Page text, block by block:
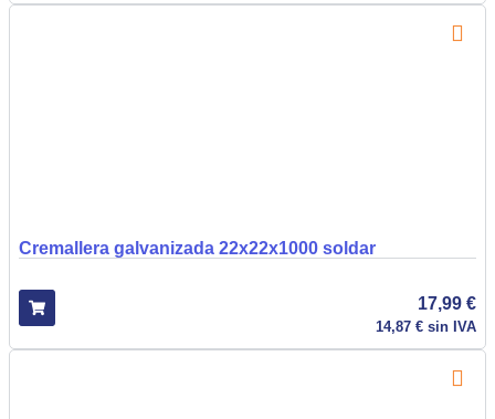
Cremallera galvanizada 22x22x1000 soldar
17,99 €
14,87 € sin IVA